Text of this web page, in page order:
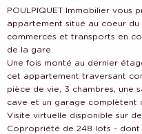
POULPIQUET Immobilier vous
appartement situé au coeur
commerces et transports en
de la gare.
Une fois monté au dernier
cet appartement traversant
pièce de vie, 3 chambres, une
cave et un garage complètent
Visite virtuelle disponible sur
Copropriété de 248 lots -